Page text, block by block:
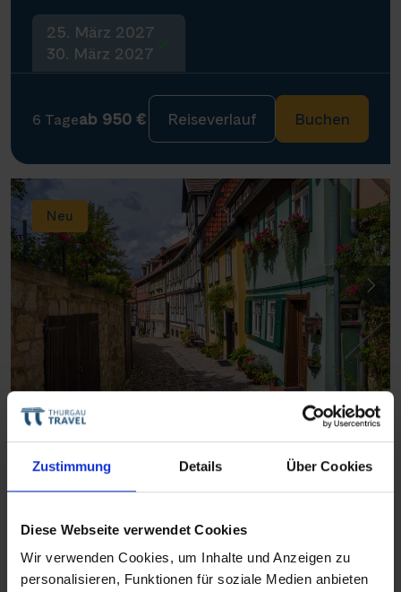
Zustimmung Details Über Cookies
Diese Webseite verwendet Cookies
Wir verwenden Cookies, um Inhalte und Anzeigen zu
personalisieren, Funktionen für soziale Medien anbieten
25. März 2027
30. März 2027
6 Tageab 950 € Reiseverlauf Buchen
Neu
Thurgau Chopin
Norddeutsche Highlights auf Elbe und
MAGDEBURG–POTSDAM–BERLIN
März - April 2027